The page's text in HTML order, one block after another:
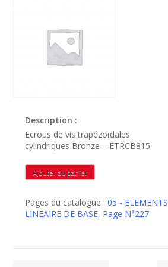
Description :
Ecrous de vis trapézoïdales
cylindriques Bronze – ETRCB815
quantité
de
Ajouter au panier
Pages du catalogue :05 - ELEMENTS
LINEAIRE DE BASE, Page N°227